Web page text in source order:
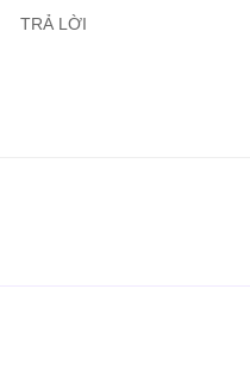
TRẢ LỜI